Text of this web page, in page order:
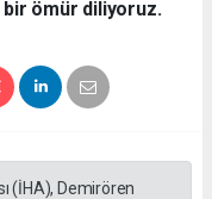
bir ömür diliyoruz.
(İHA), Demirören